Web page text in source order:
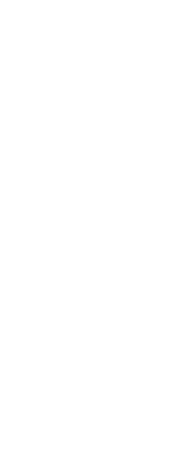
উদ্ধার মৃত প্রৌঢ়ার